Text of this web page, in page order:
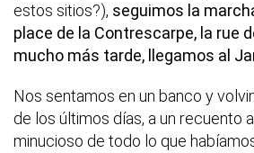
estos sitios?), seguimos la
place de la Contrescarpe, la rue
mucho más tarde, llegamos al
Nos sentamos en un banco y
de los últimos días, a un recuento
minucioso de todo lo que